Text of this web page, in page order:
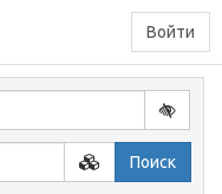
Войти
Поиск